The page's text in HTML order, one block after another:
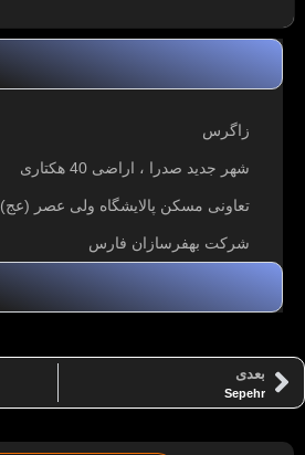
زاگرس
شهر جدید صدرا ، اراضی 40 هکتاری
تعاونی مسکن پالایشگاه ولی عصر (عج)
شرکت بهفرسازان فارس
بعدی
Sepehr